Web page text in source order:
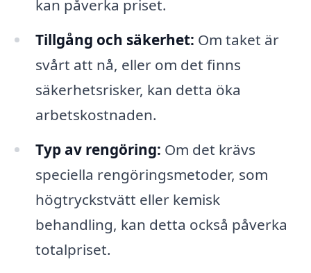
kan påverka priset.
Tillgång och säkerhet: Om taket är
svårt att nå, eller om det finns
säkerhetsrisker, kan detta öka
arbetskostnaden.
Typ av rengöring: Om det krävs
speciella rengöringsmetoder, som
högtryckstvätt eller kemisk
behandling, kan detta också påverka
totalpriset.